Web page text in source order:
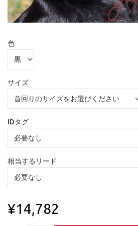
色
サイズ
IDタグ
相当するリード
¥14,782